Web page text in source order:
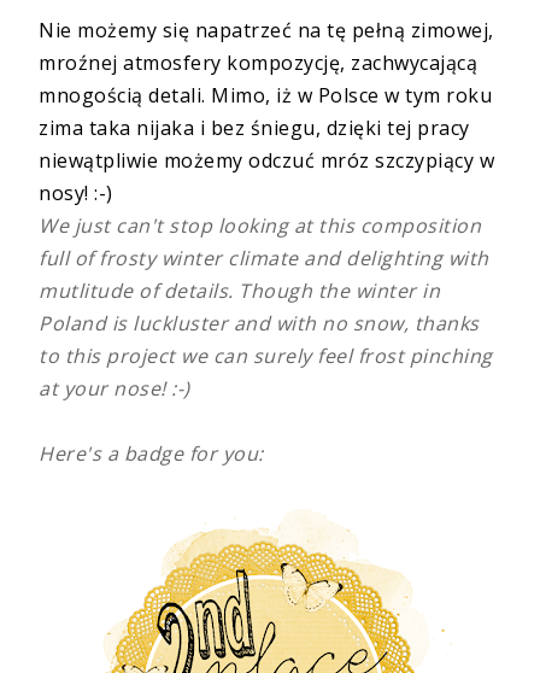
Nie możemy się napatrzeć na tę pełną zimowej,
mroźnej atmosfery kompozycję, zachwycającą
mnogością detali. Mimo, iż w Polsce w tym roku
zima taka nijaka i bez śniegu, dzięki tej pracy
niewątpliwie możemy odczuć mróz szczypiący w
nosy! :-)
We just can't stop looking at this composition
full of frosty winter climate and delighting with
mutlitude of details. Though the winter in
Poland is luckluster and with no snow, thanks
to this project we can surely feel frost pinching
at your nose! :-)
Here's a badge for you: